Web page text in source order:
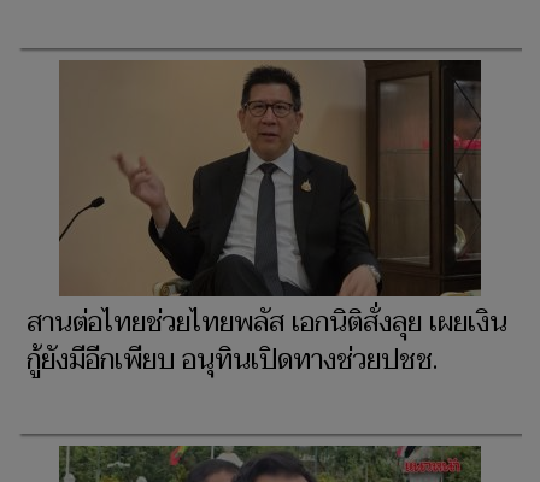
สานต่อไทยช่วยไทยพลัส เอกนิติสั่งลุย เผยเงิน
กู้ยังมีอีกเพียบ อนุทินเปิดทางช่วยปชช.